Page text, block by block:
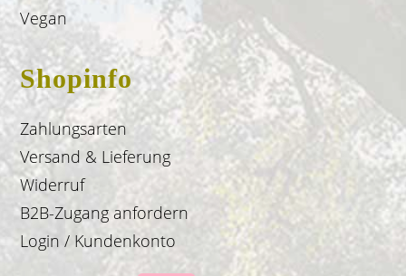
Vegan
Shopinfo
Zahlungsarten
Versand & Lieferung
Widerruf
B2B-Zugang anfordern
Login / Kundenkonto